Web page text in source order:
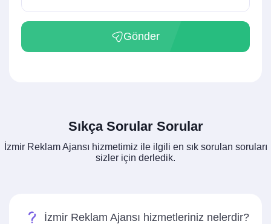
Gönder
Sıkça Sorular Sorular
İzmir Reklam Ajansı hizmetimiz ile ilgili en sık sorulan soruları
sizler için derledik.
İzmir Reklam Ajansı hizmetleriniz nelerdir?